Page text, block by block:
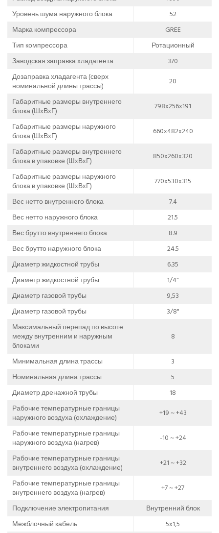
Уровень шума наружного блока
52
Марка компрессора
GREE
Тип компрессора
Ротационный
Заводская заправка хладагента
370
Дозаправка хладагента (сверх
номинальной длины трассы)
20
Габаритные размеры внутреннего
блока (ШxВxГ)
798x256x191
Габаритные размеры наружного
блока (ШxВxГ)
660x482x240
Габаритные размеры внутреннего
блока в упаковке (ШxВxГ)
850x260x320
Габаритные размеры наружного
блока в упаковке (ШxВxГ)
770x530x315
Вес нетто внутреннего блока
7.4
Вес нетто наружного блока
21.5
Вес брутто внутреннего блока
8.9
Вес брутто наружного блока
24.5
Диаметр жидкостной трубы
6.35
Диаметр жидкостной трубы
1/4"
Диаметр газовой трубы
9,53
Диаметр газовой трубы
3/8"
Максимальный перепад по высоте
между внутренним и наружным
блоками
8
Минимальная длина трассы
3
Номинальная длина трассы
5
Диаметр дренажной трубы
18
Рабочие температурные границы
наружного воздуха (охлаждение)
+19 ~ +43
Рабочие температурные границы
наружного воздуха (нагрев)
-10 ~ +24
Рабочие температурные границы
внутреннего воздуха (охлаждение)
+21 ~ +32
Рабочие температурные границы
внутреннего воздуха (нагрев)
+7 ~ +27
Подключение электропитания
Внутренний блок
Межблочный кабель
5x1,5